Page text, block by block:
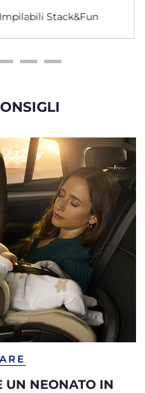
Impilabili Stack&Fun
UN NEONATO IN